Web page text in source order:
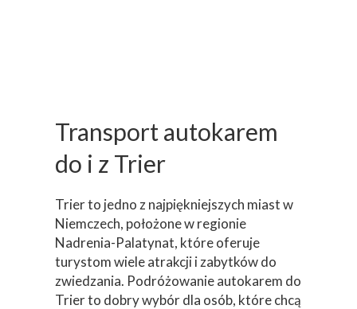
Transport autokarem
do i z Trier
Trier to jedno z najpiękniejszych miast w
Niemczech, położone w regionie
Nadrenia-Palatynat, które oferuje
turystom wiele atrakcji i zabytków do
zwiedzania. Podróżowanie autokarem do
Trier to dobry wybór dla osób, które chcą